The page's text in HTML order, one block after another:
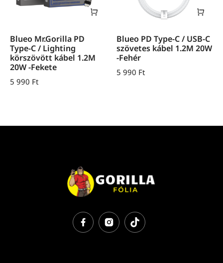
Blueo Mr.Gorilla PD
Type-C / Lighting
körszövött kábel 1.2M
20W -Fekete
5 990 Ft
Blueo PD Type-C / USB-C
szövetes kábel 1.2M 20W
-Fehér
5 990 Ft